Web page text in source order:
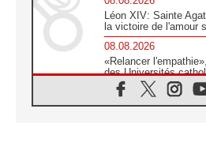
Léon XIV: Sainte
la victoire de l'amour
08.08.2026
«Relancer
des Universités
08.08.2026
Signis 2026, donner